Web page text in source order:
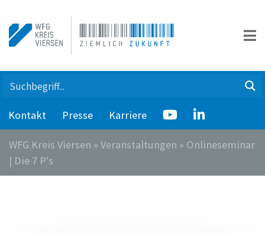
Kontakt Presse Karriere
WFG Kreis Viersen » Veranstaltungen » Onlineseminar
| Die 7 P's